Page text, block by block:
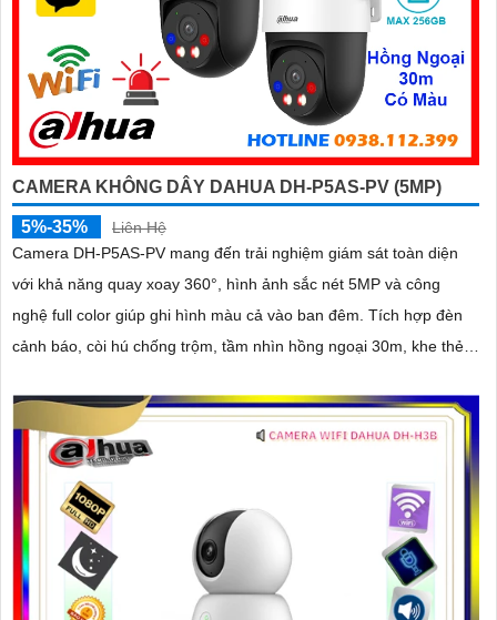
CAMERA KHÔNG DÂY DAHUA DH-P5AS-PV (5MP)
5%-35%
Liên Hệ
Camera DH-P5AS-PV mang đến trải nghiệm giám sát toàn diện
với khả năng quay xoay 360°, hình ảnh sắc nét 5MP và công
nghệ full color giúp ghi hình màu cả vào ban đêm. Tích hợp đèn
cảnh báo, còi hú chống trộm, tầm nhìn hồng ngoại 30m, khe thẻ
ổn định trong mọi điều kiện